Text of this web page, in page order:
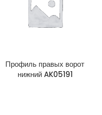
Профиль правых ворот
нижний AK05191